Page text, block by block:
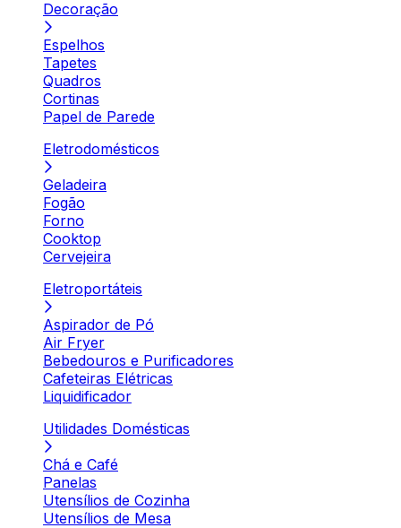
Decoração
Espelhos
Tapetes
Quadros
Cortinas
Papel de Parede
Eletrodomésticos
Geladeira
Fogão
Forno
Cooktop
Cervejeira
Eletroportáteis
Aspirador de Pó
Air Fryer
Bebedouros e Purificadores
Cafeteiras Elétricas
Liquidificador
Utilidades Domésticas
Chá e Café
Panelas
Utensílios de Cozinha
Utensílios de Mesa